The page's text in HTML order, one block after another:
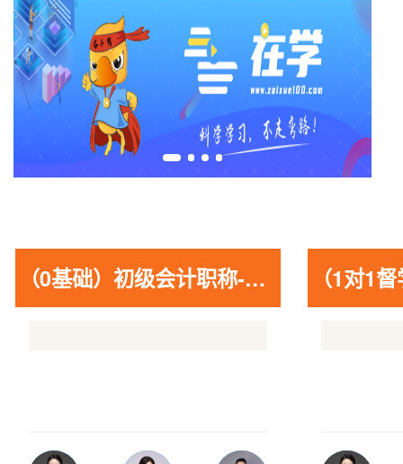
（0基础）初级会计职称-王者C计划